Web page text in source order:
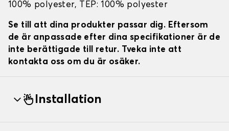
100% polyester, TEP: 100% polyester
Se till att dina produkter passar dig. Eftersom
de är anpassade efter dina specifikationer är de
inte berättigade till retur. Tveka inte att
kontakta oss om du är osäker.
Installation